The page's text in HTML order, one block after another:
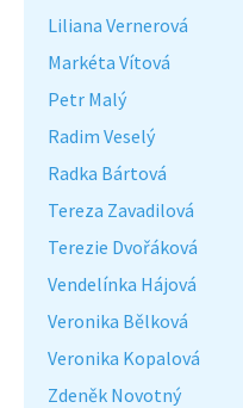
Liliana Vernerová
Markéta Vítová
Petr Malý
Radim Veselý
Radka Bártová
Tereza Zavadilová
Terezie Dvořáková
Vendelínka Hájová
Veronika Bělková
Veronika Kopalová
Zdeněk Novotný